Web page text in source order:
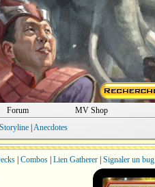
Forum MV Shop
Storyline| Anecdotes
| Combos| Lien Gatherer| Signaler un bug|